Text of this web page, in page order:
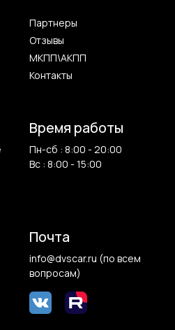
Партнеры
Отзывы
МКПП\АКПП
Контакты
Время работы
Пн-сб : 8:00 - 20:00
Вс : 8:00 - 15:00
Почта
info@dvscar.ru (по всем
вопросам)